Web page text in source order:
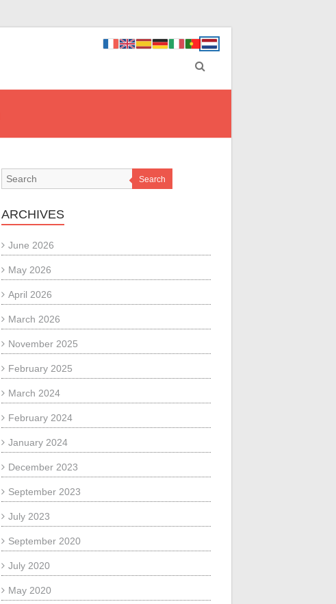
Search
ARCHIVES
June 2026
May 2026
April 2026
March 2026
November 2025
February 2025
March 2024
February 2024
January 2024
December 2023
September 2023
July 2023
September 2020
July 2020
May 2020